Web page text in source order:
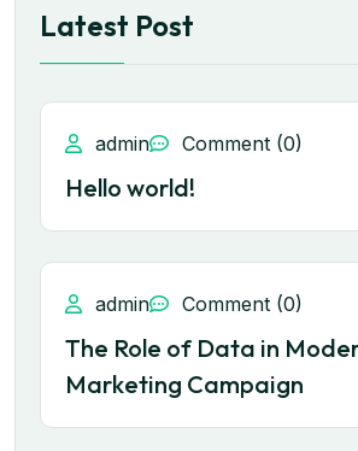
Latest Post
admin Comment (0)
Hello world!
admin Comment (0)
The Role of Data in
Marketing Campaign